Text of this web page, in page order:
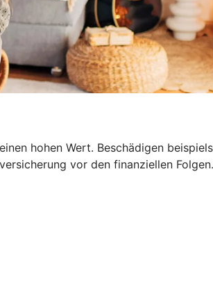
hohen Wert. Beschädigen
vor den finanziellen Folgen.